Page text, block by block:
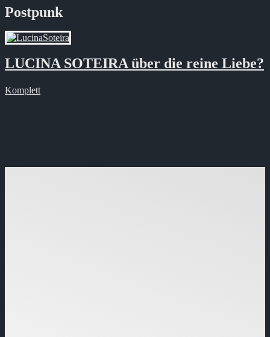
Postpunk
LUCINA SOTEIRA über die reine Liebe?
Komplett